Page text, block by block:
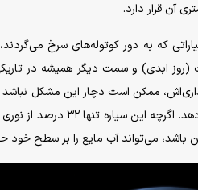
(روز ابدی) و سمت دیگر همیشه در
مداری‌اش، ممکن است دچار این
آب‌وهوایی منظم را
باشد، می‌تواند آب مایع را بر سطح خود